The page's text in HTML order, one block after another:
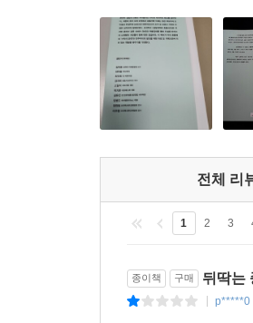
부록으로 정리한 ‘조국
마지막으로 조국백서의
전체 리
1 2 3
종이책 구매 뒤딱는
p*****0